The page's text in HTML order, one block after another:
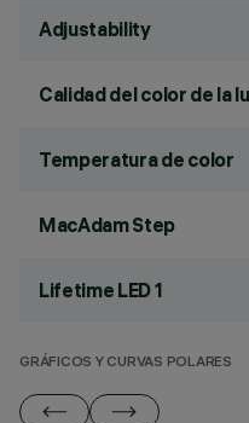
Adjustability
Calidad del color de la
Temperatura de color
MacAdam Step
Lifetime LED 1
GRÁFICOS Y CURVAS POLARES